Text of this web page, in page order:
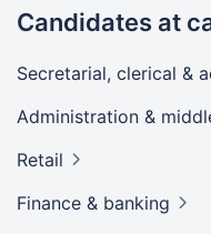
Candidates at
Secretarial, clerical &
Administration &
Retail
Finance & banking